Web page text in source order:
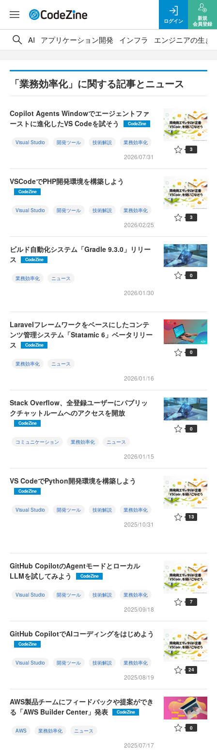
ログイン
新規
会員登録
AI アプリケーション開発 インフラ エンジニアの生き
「業務効率化」に関する記事とニュース
Copilot Agents Windowでエージェントファ
ーストに進化したVS Codeを試そう
CodeZine
Visual Studio 開発ツール 技術解説 業務効率化
2026/07/31
3
VSCodeでPHP開発環境を構築しよう
CodeZine
Visual Studio 開発ツール 技術解説 業務効率化
2026/02/25
3
ビルド自動化システム「Gradle 9.3.0」リリー
ス
CodeZine
業務効率化 ニュース
2026/01/30
0
Laravelフレームワークをベースにしたコンテ
ンツ管理システム「Statamic 6」ベータリリー
ス
CodeZine
業務効率化 ニュース
2026/01/16
0
Stack Overflow、全登録ユーザーにパブリッ
クチャットルームへのアクセスを開放
CodeZine
コミュニケーション 業務効率化 ニュース
2026/01/15
0
VS CodeでPython開発環境を構築しよう
CodeZine
Visual Studio 開発ツール 技術解説 業務効率化
2025/10/31
13
GitHub CopilotのAgentモードとローカル
LLMを試してみよう
CodeZine
Visual Studio 開発ツール 技術解説 業務効率化
2025/09/18
7
GitHub CopilotでAIコーディングをはじめよう
CodeZine
Visual Studio 開発ツール 技術解説 業務効率化
2025/08/19
24
AWS製品チームにフィードバックや提案ができ
る「AWS Builder Center」発表
CodeZine
AWS 業務効率化 ニュース
2025/07/17
0